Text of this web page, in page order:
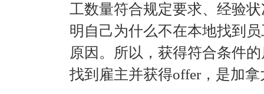
工数量符合规定要求、经验
明自己为什么不在本地找到
原因。所以，获得符合条件
找到雇主并获得offer，是加